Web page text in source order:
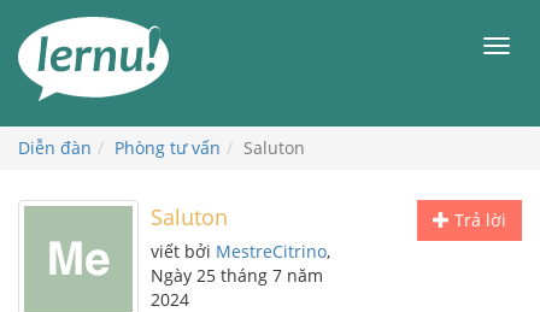
đến
phần
dung
Diễn đàn Phòng tư vấn Saluton
Trả lời
Saluton
viết bởi MestreCitrino,
Ngày 25 tháng 7 năm
2024